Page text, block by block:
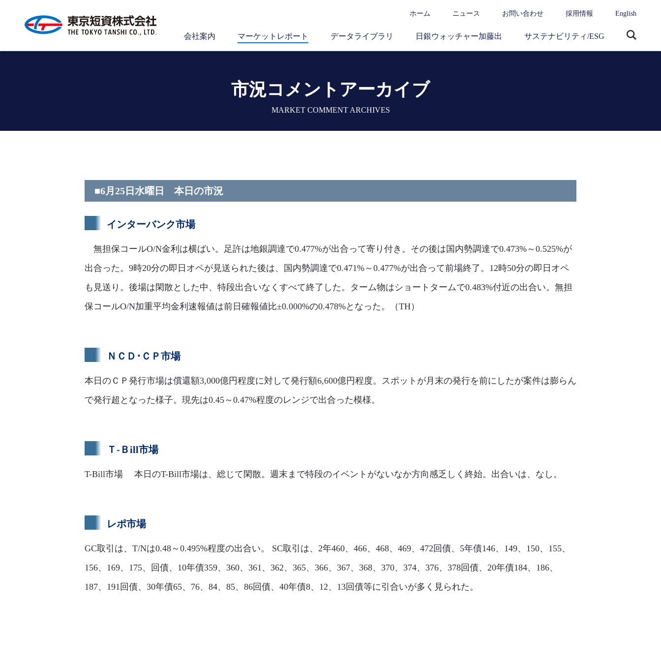
ホーム ニュース お問い合わせ 採用情報 English
会社案内 マーケットレポート データライブラリ 日銀ウォッチャー加藤出 サステナビリティ/ESG
市況コメントアーカイブ
MARKET COMMENT ARCHIVES
■6月25日水曜日 本日の市況
インターバンク市場
無担保コールO/N金利は横ばい。足許は地銀調達で0.477%が出合って寄り付き。その後は国内勢調達で0.473%～0.525%が
出合った。9時20分の即日オペが見送られた後は、国内勢調達で0.471%～0.477%が出合って前場終了。12時50分の即日オペ
も見送り。後場は閑散とした中、特段出合いなくすべて終了した。ターム物はショートタームで0.483%付近の出合い。無担
保コールO/N加重平均金利速報値は前日確報値比±0.000%の0.478%となった。（TH）
ＮＣＤ･ＣＰ市場
本日のＣＰ発行市場は償還額3,000億円程度に対して発行額6,600億円程度。スポットが月末の発行を前にしたが案件は膨らん
で発行超となった様子。現先は0.45～0.47%程度のレンジで出合った模様。
Ｔ-Ｂill市場
T-Bill市場 本日のT-Bill市場は、総じて閑散。週末まで特段のイベントがないなか方向感乏しく終始。出合いは、なし。
レポ市場
GC取引は、T/Nは0.48～0.495%程度の出合い。 SC取引は、2年460、466、468、469、472回債、5年債146、149、150、155、
156、169、175、回債、10年債359、360、361、362、365、366、367、368、370、374、376、378回債、20年債184、186、
187、191回債、30年債65、76、84、85、86回債、40年債8、12、13回債等に引合いが多く見られた。